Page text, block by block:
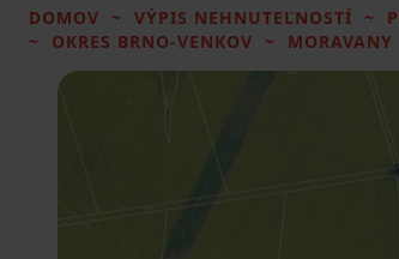
DOMOV VÝPIS NEHNUTEĽNOSTÍ
OKRES BRNO-VENKOV
MORAVANY